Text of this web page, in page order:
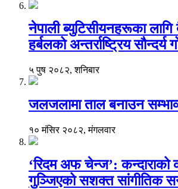
नेपाली ब्युटिसीयनहरूका
हर्बलको अन्तर्राष्ट्रिय सौन्दर्य
५ पुष २०८२, शनिबार
जलजलामा ताल बनाउन
१० मंसिर २०८२, मंगलवार
‘रिदम अफ चेन्ज’: कन्दाराको
गुञ्जिएको सशक्त सांगीतिक